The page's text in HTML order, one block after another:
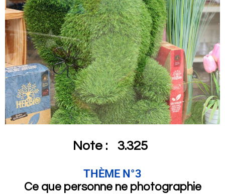
Note : 3.325
THÈME N°3
Ce que personne ne photographie